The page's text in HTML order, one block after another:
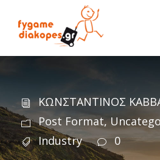
ΚΩΝΣΤΑΝΤΙΝΟΣ
Post Format,
Industry
0